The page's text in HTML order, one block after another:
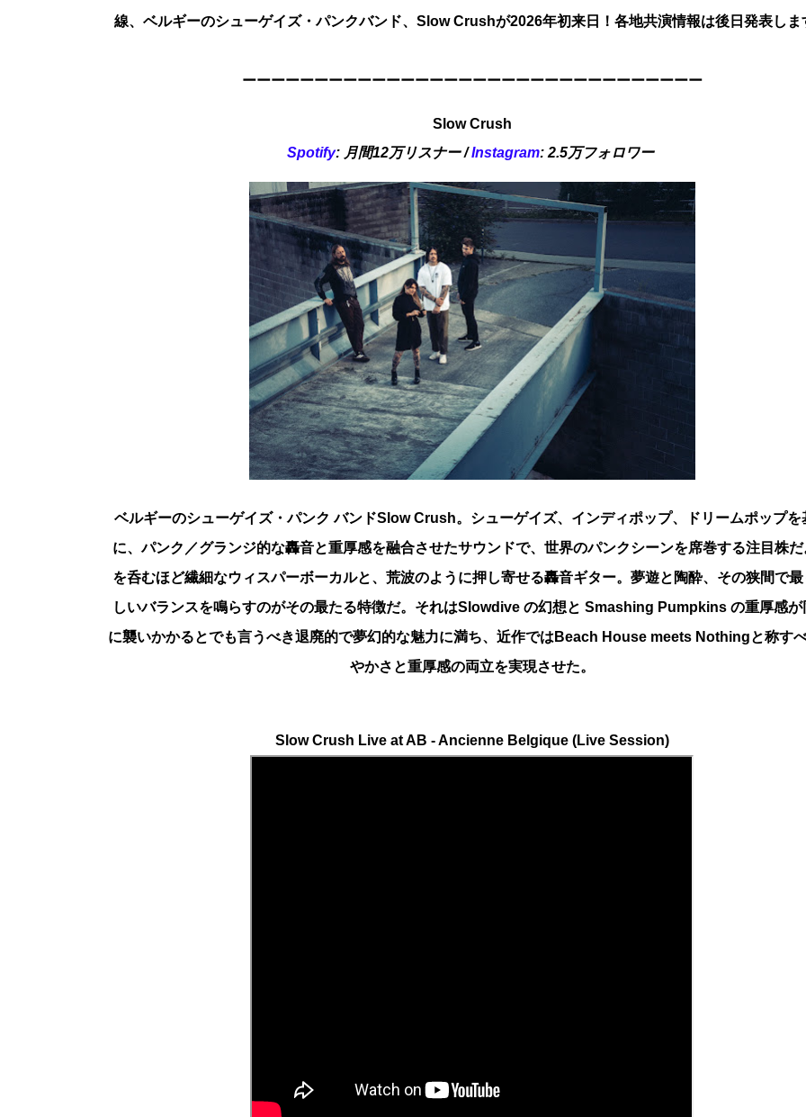
線、ベルギーのシューゲイズ・パンクバンド、Slow Crushが2026年初来日！各地共演情報は後日発表しま
ーーーーーーーーーーーーーーーーーーーーーーーーーーーーーーーー
Slow Crush
Spotify: 月間12万リスナー /Instagram: 2.5万フォロワー
ベルギーのシューゲイズ・パンク バンドSlow Crush。シューゲイズ、インディポップ、ドリームポップを
に、パンク／グランジ的な轟音と重厚感を融合させたサウンドで、世界のパンクシーンを席巻する注目株だ
を呑むほど繊細なウィスパーボーカルと、荒波のように押し寄せる轟音ギター。夢遊と陶酔、その狭間で最
しいバランスを鳴らすのがその最たる特徴だ。それはSlowdive の幻想と Smashing Pumpkins の重厚感が
に襲いかかるとでも言うべき退廃的で夢幻的な魅力に満ち、近作ではBeach House meets Nothingと称す
やかさと重厚感の両立を実現させた。
Slow Crush Live at AB - Ancienne Belgique (Live Session)